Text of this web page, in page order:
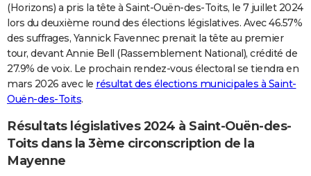
Dictionnaire
Biographies
Citations
Expressions
Proverbes
PROGRAMME TV
COPAINS D'AVANT
S'inscrire
Se connecter
Lycées
Collèges
Primaires
Universités
Entreprises
Service militaire
Avis de recherche
AVIS DE DÉCÈS
FORUM
Bricolage
Lifestyle
Culture
Sport
Auto
Television
Voyage
Cinema
(Horizons) a pris la tête à Saint-Ouën-des-Toits, le 7 juillet 2024
lors du deuxième round des élections législatives. Avec 46.57%
des suffrages, Yannick Favennec prenait la tête au premier
tour, devant Annie Bell (Rassemblement National), crédité de
27.9% de voix. Le prochain rendez-vous électoral se tiendra en
mars 2026 avec le résultat des élections municipales à Saint-
Ouën-des-Toits.
Résultats législatives 2024 à Saint-Ouën-des-
Toits dans la 3ème circonscription de la
Mayenne